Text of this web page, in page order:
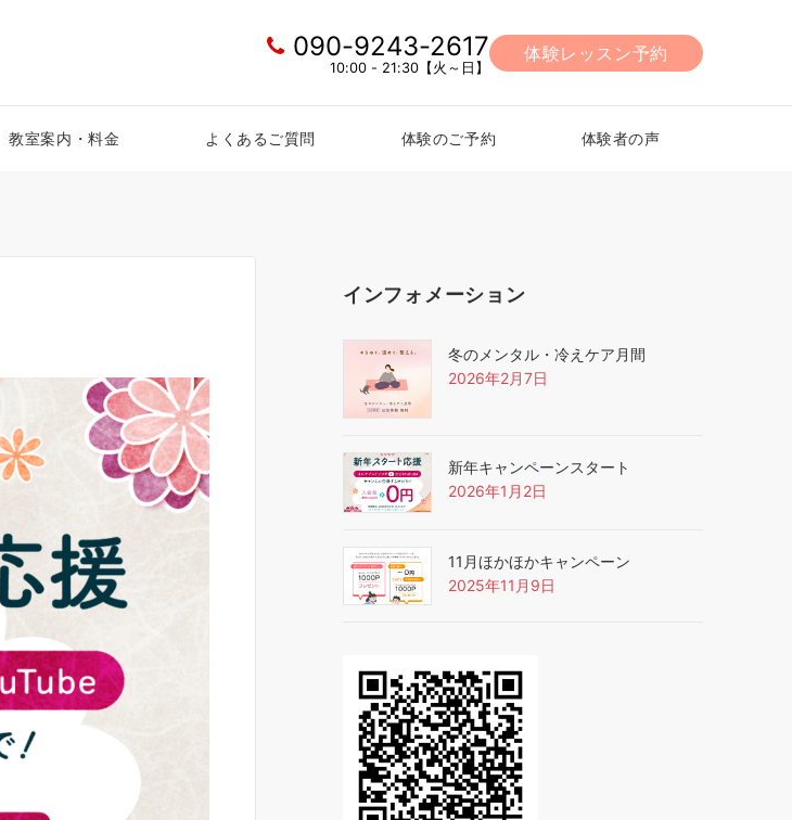
090-9243-2617
10:00 - 21:30【火～日】
体験レッスン予約
教室案内・料金 よくあるご質問 体験のご予約 体験者の声
インフォメーション
冬のメンタル・冷えケア月間
2026年2月7日
新年キャンペーンスタート
2026年1月2日
11月ほかほかキャンペーン
2025年11月9日